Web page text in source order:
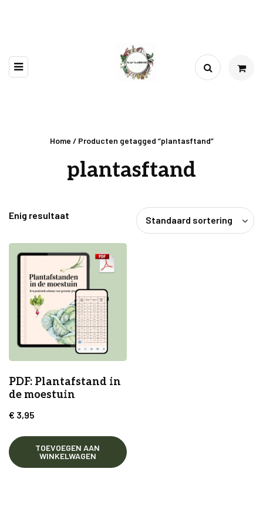
Home / Producten getagged “plantasftand”
plantasftand
Enig resultaat Standaard sortering
PDF: Plantafstand in
de moestuin
€ 3,95
TOEVOEGEN AAN
WINKELWAGEN